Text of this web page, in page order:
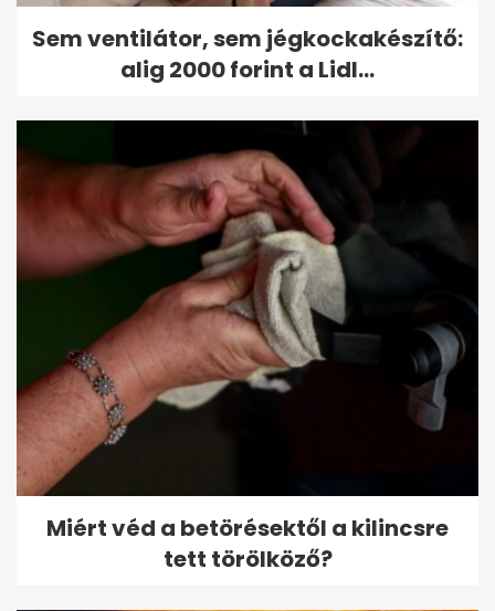
Sem ventilátor, sem jégkockakészítő:
alig 2000 forint a Lidl...
Miért véd a betörésektől a kilincsre
tett törölköző?